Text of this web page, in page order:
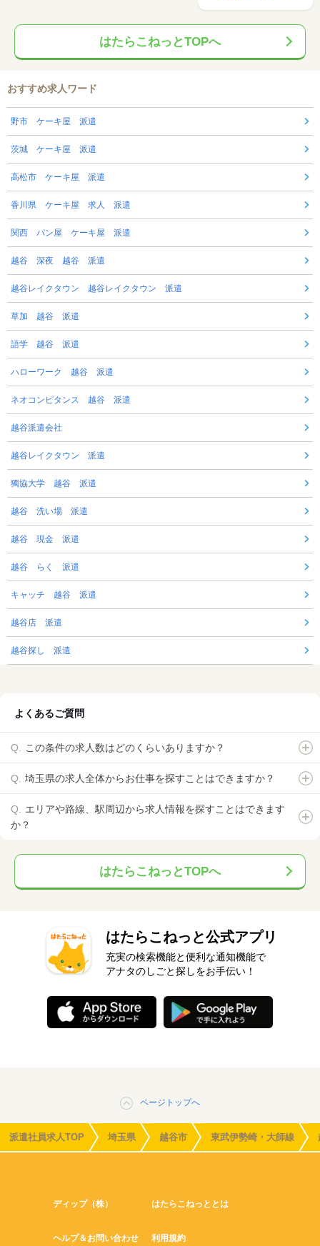
はたらこねっとTOPへ
おすすめ求人ワード
野市 ケーキ屋 派遣
茨城 ケーキ屋 派遣
高松市 ケーキ屋 派遣
香川県 ケーキ屋 求人 派遣
関西 パン屋 ケーキ屋 派遣
越谷 深夜 越谷 派遣
越谷レイクタウン 越谷レイクタウン 派遣
草加 越谷 派遣
語学 越谷 派遣
ハローワーク 越谷 派遣
ネオコンピタンス 越谷 派遣
越谷派遣会社
越谷レイクタウン 派遣
獨協大学 越谷 派遣
越谷 洗い場 派遣
越谷 現金 派遣
越谷 らく 派遣
キャッチ 越谷 派遣
越谷店 派遣
越谷探し 派遣
よくあるご質問
この条件の求人数はどのくらいありますか？
埼玉県の求人全体からお仕事を探すことはできますか？
エリアや路線、駅周辺から求人情報を探すことはできます
か？
はたらこねっとTOPへ
はたらこねっと公式アプリ
充実の検索機能と便利な通知機能で
アナタのしごと探しをお手伝い！
ページトップへ
派遣社員求人TOP 埼玉県 越谷市 東武伊勢崎・大師線
ディップ（株） はたらこねっととは
ヘルプ＆お問い合わせ 利用規約